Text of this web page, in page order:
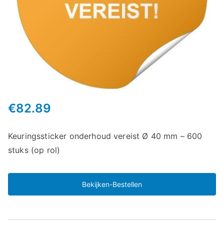
€82.89
Keuringssticker onderhoud vereist Ø 40 mm – 600
stuks (op rol)
Bekijken-Bestellen